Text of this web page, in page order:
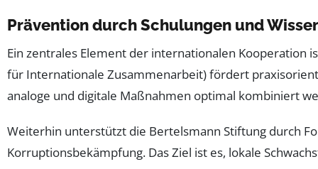
Prävention durch Schulungen und
Ein zentrales Element der internationalen Kooperation
für Internationale Zusammenarbeit) fördert
analoge und digitale Maßnahmen optimal kombiniert
Weiterhin unterstützt die Bertelsmann Stiftung durch
Korruptionsbekämpfung. Das Ziel ist es, lokale